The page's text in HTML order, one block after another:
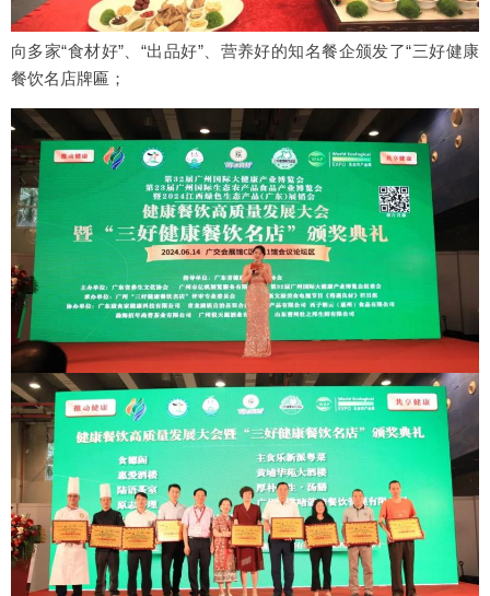
向多家“食材好”、“出品好”、营养好的知名餐企颁发了“三好健康
餐饮名店牌匾；